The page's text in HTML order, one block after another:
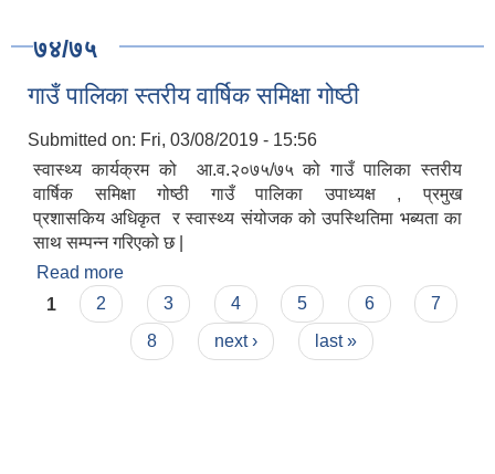
७४/७५
गाउँ पालिका स्तरीय वार्षिक समिक्षा गोष्ठी
Submitted on: Fri, 03/08/2019 - 15:56
स्वास्थ्य कार्यक्रम को आ.व.२०७५/७५ को गाउँ पालिका स्तरीय
वार्षिक समिक्षा गोष्ठी गाउँ पालिका उपाध्यक्ष , प्रमुख
प्रशासकिय अधिकृत र स्वास्थ्य संयोजक को उपस्थितिमा भब्यता का
साथ सम्पन्न गरिएको छ |
Read more
Pages
1 2 3 4 5 6
7
8
next › last »